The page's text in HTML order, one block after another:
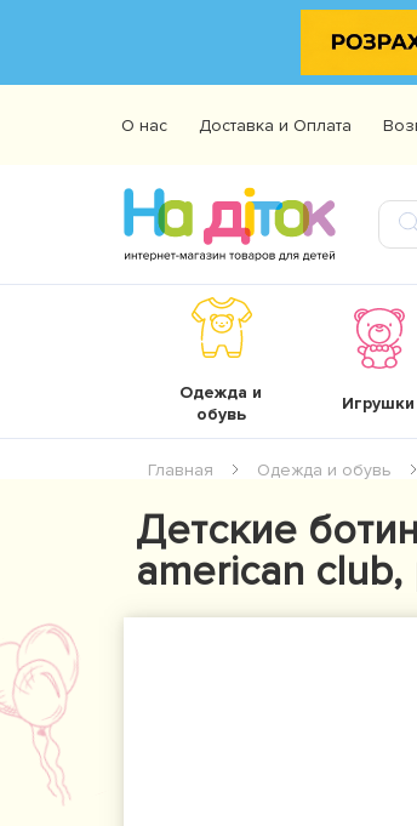
О нас Доставка и Оплата
Одежда и
обувь
Игрушки
Главная Одежда и обувь
Детские
american club,